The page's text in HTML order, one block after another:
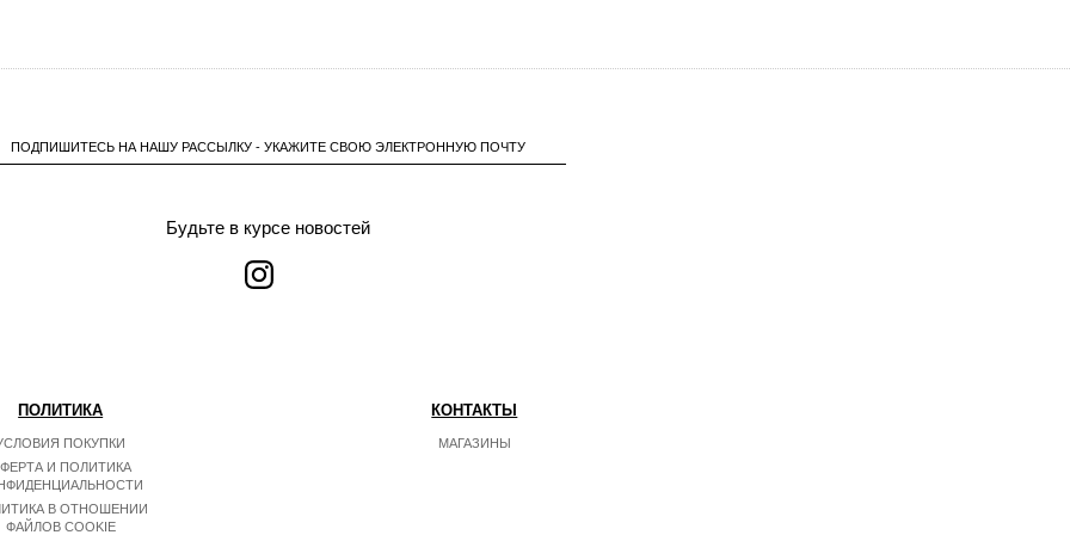
ПОДПИШИТЕСЬ НА НАШУ РАССЫЛКУ - УКАЖИТЕ СВОЮ ЭЛЕКТРОННУЮ ПОЧТУ
Будьте в курсе новостей
ПОЛИТИКА
ПОКУПКИ
И ПОЛИТИКА
В ОТНОШЕНИИ
ФАЙЛОВ COOKIE
КОНТАКТЫ
МАГАЗИНЫ